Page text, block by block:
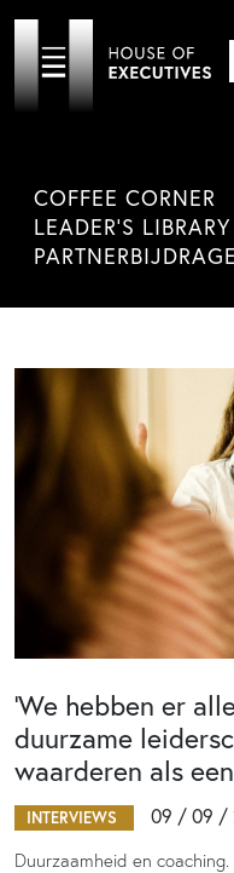
COFFEE CORNER
LEADER'S LIBRARY
PARTNERBIJDRAGE
‘We hebben er
duurzame
waarderen als
INTERVIEWS 09 / 09 /
Duurzaamheid en